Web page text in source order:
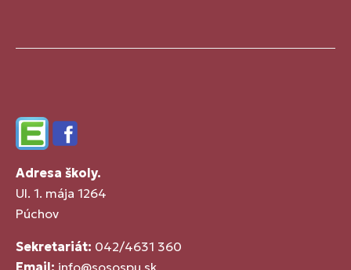
EdupageFacebook
Adresa školy.
Ul. 1. mája 1264
Púchov
Sekretariát: 042/4631 360